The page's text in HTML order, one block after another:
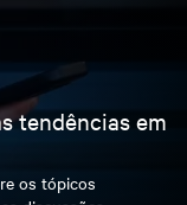
tendências em
os tópicos